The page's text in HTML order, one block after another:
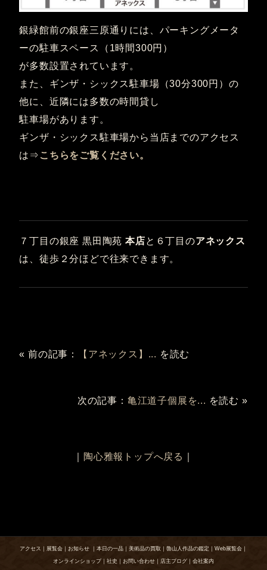
銀緑館前の銀座三原通りには、パーキングメータ
ーの駐車スペース（1時間300円）
が多数設置されています。
また、ギンザ・シックス駐車場（30分300円）の
他に、近隣には多数の時間貸し
駐車場があります。
ギンザ・シックス駐車場から当店までのアクセス
は⇒ こちらをご覧ください。
７丁目の銀座 黒田陶苑本店と６丁目のアネックス
は、徒歩２分ほどで往来できます。
« 前の記事： 【アネックス】... を読む
次の記事： 亀江道子個展を... を読む »
陶心雅報トップへ戻る
アクセス ｜ 展覧会 ｜ お知らせ ｜ 本日の一品 ｜ 美術品の買取 ｜ 魯山人作品の鑑定 ｜ Web展覧会 ｜
オンラインショップ｜ 社史 ｜ お問い合わせ ｜ 店主ブログ ｜ 会社案内